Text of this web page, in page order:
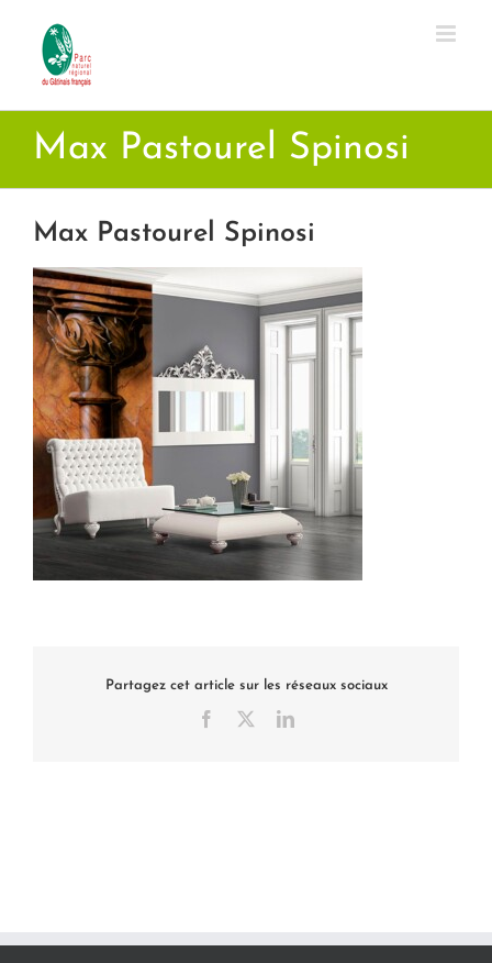
contenu
Max Pastourel Spinosi
Max Pastourel Spinosi
Partagez cet article sur les réseaux sociaux
Facebook LinkedIn